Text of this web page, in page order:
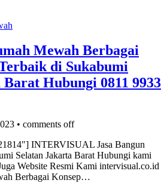
Mewah Berbagai
di Sukabumi
Hubungi 0811 9933
• comments off
INTERVISUAL Jasa Bangun
Selatan Jakarta Barat Hubungi kami
Website Resmi Kami intervisual.co.id
Berbagai Konsep…